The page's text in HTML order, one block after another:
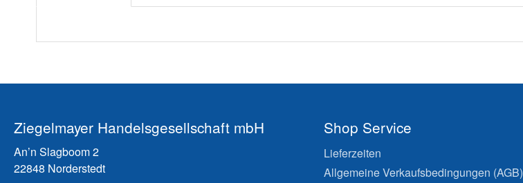
Ziegelmayer Handelsgesellschaft mbH
An’n Slagboom 2
22848 Norderstedt
Shop Service
Lieferzeiten
Allgemeine Verkaufsbedingungen (AGB)